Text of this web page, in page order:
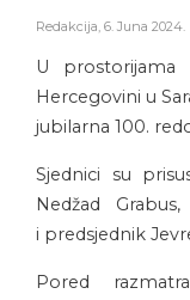
Redakcija, 6. Juna 2024.
U prostorijаmа
Hercegovini u
jubilarna 100.
Sjednici su
Nedžad
i predsjednik
Pored